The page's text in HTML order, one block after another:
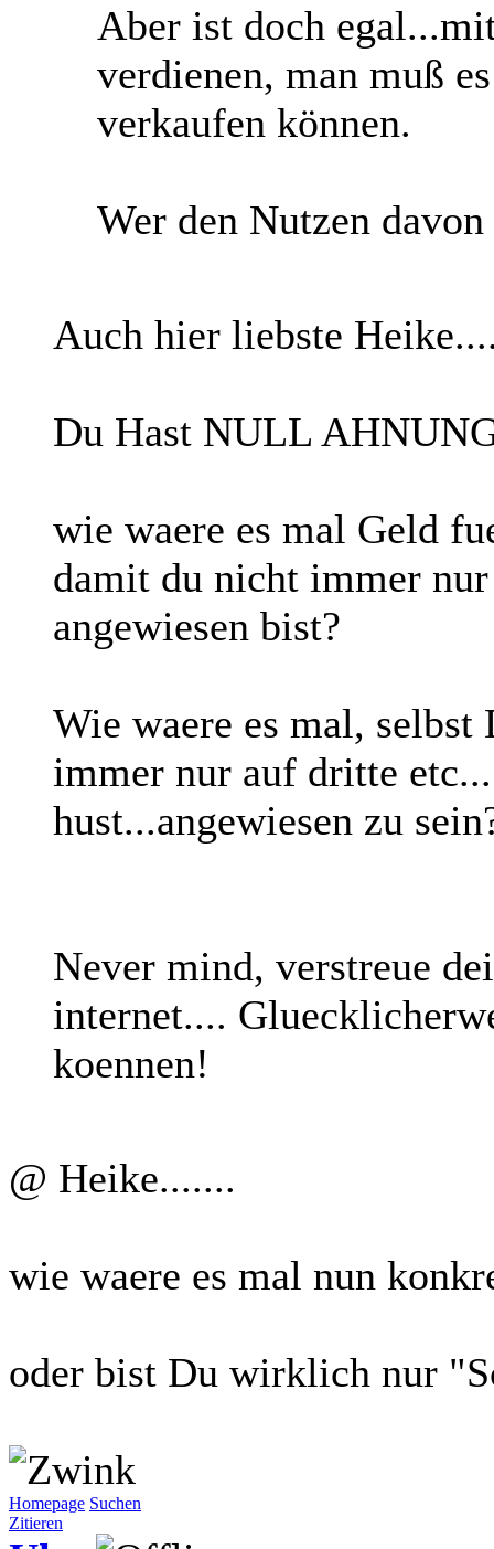
Aber ist doch
verdienen, man muß
verkaufen können.
Wer den Nutzen
Auch hier liebste
Du Hast NULL
wie waere es mal Geld
damit du nicht immer
angewiesen bist?
Wie waere es mal, selbst
immer nur auf dritte
hust...angewiesen zu
Never mind, verstreue
internet....
koennen!
@ Heike.......
wie waere es mal nun
oder bist Du wirklich nur
Homepage Suchen
Zitieren